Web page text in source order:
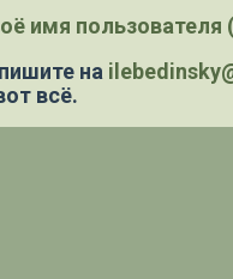
имя пользователя
пишите на
всё.